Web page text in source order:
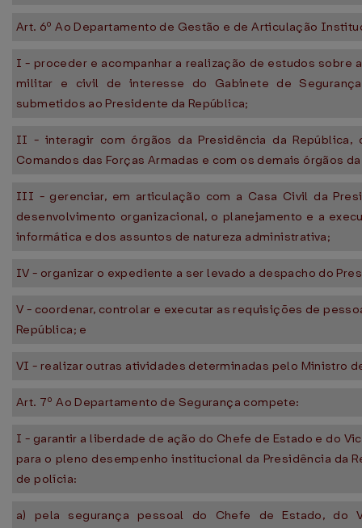
Art. 6º Ao Departamento de Gestão e de Articulação
I - proceder e acompanhar a realização de estudos sobre
militar e civil de interesse do Gabinete de
submetidos ao Presidente da República;
II - interagir com órgãos da Presidência da
Comandos das Forças Armadas e com os demais órgãos
III - gerenciar, em articulação com a Casa Civil da
desenvolvimento organizacional, o planejamento e a
informática e dos assuntos de natureza administrativa;
IV - organizar o expediente a ser levado a despacho do
V - coordenar, controlar e executar as requisições de
República; e
VI - realizar outras atividades determinadas pelo Ministro
Art. 7º Ao Departamento de Segurança compete:
I - garantir a liberdade de ação do Chefe de Estado e do
para o pleno desempenho institucional da Presidência da
de polícia:
a) pela segurança pessoal do Chefe de Estado, do